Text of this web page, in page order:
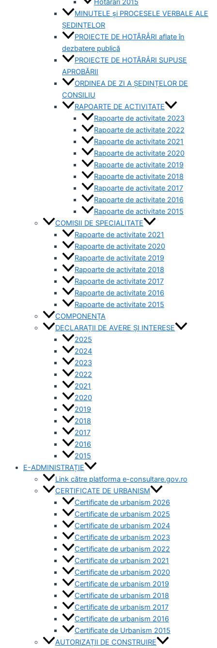
MINUTELE și PROCESELE VERBALE ALE
ȘEDINȚELOR
PROIECTE DE HOTĂRÂRI aflate în
dezbatere publică
PROIECTE DE HOTĂRÂRI SUPUSE
APROBĂRII
ORDINEA DE ZI A ȘEDINȚELOR DE
CONSILIU
RAPOARTE DE ACTIVITATE
Rapoarte de activitate 2023
Rapoarte de activitate 2022
Rapoarte de activitate 2021
Rapoarte de activitate 2020
Rapoarte de activitate 2019
Rapoarte de activitate 2018
Rapoarte de activitate 2017
Rapoarte de activitate 2016
Rapoarte de activitate 2015
COMISII DE SPECIALITATE
Rapoarte de activitate 2021
Rapoarte de activitate 2020
Rapoarte de activitate 2019
Rapoarte de activitate 2018
Rapoarte de activitate 2017
Rapoarte de activitate 2016
Rapoarte de activitate 2015
COMPONENȚA
DECLARAȚII DE AVERE ȘI INTERESE
2025
2024
2023
2022
2021
2020
2019
2018
2017
2016
2015
E-ADMINISTRAȚIE
Link către platforma e-consultare.gov.ro
CERTIFICATE DE URBANISM
Certificate de urbanism 2026
Certificate de urbanism 2025
Certificate de urbanism 2024
Certificate de urbanism 2023
Certificate de urbanism 2022
Certificate de urbanism 2021
Certificate de urbanism 2020
Certificate de urbanism 2019
Certificate de urbanism 2018
Certificate de urbanism 2017
Certificate de urbanism 2016
Certificate de Urbanism 2015
AUTORIZAȚII DE CONSTRUIRE